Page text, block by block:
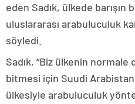
eden Sadık, ülkede
uluslararası arabuluculuk
söyledi.
Sadık, “Biz ülkenin normale
bitmesi için Suudi
ülkesiyle arabuluculuk